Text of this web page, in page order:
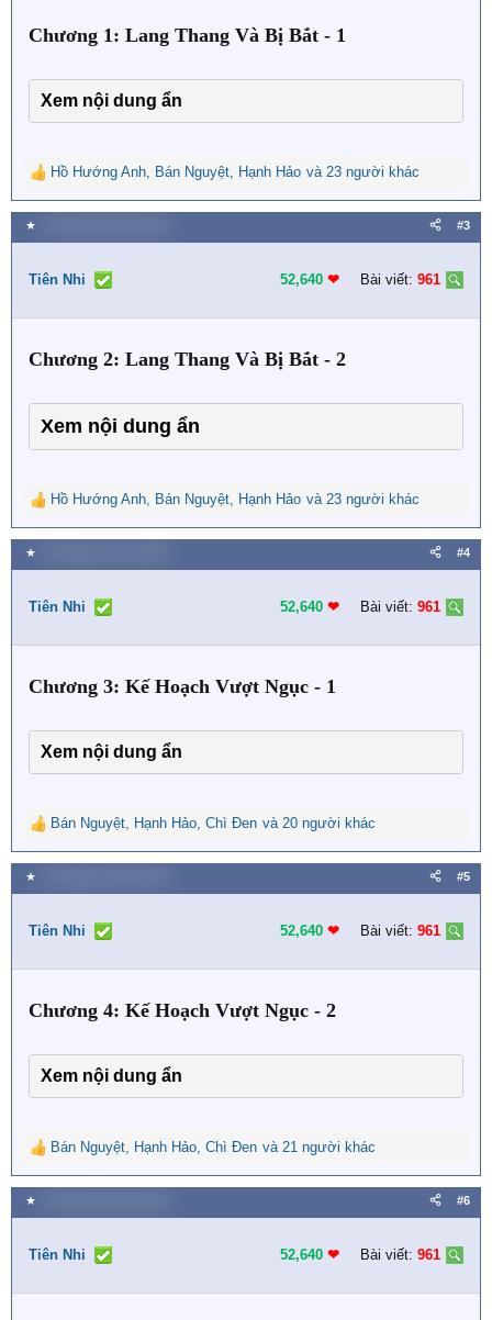
:Chương 1: Lang Thang Và Bị Bắt - 1
Xem nội dung ẩn
R
e
a
c
i
n
:
Hồ Hướng Anh, Bán Nguyệt, Hạnh Hảo và 23 người khác
★ #3
Tiên Nhi 52,640 ❤︎ Bài viết: 961
Chương 2: Lang Thang Và Bị Bắt - 2
Xem nội dung ẩn
R
e
a
c
i
n
:
Hồ Hướng Anh, Bán Nguyệt, Hạnh Hảo và 23 người khác
★ #4
Tiên Nhi 52,640 ❤︎ Bài viết: 961
Chương 3: Kế Hoạch Vượt Ngục - 1
Xem nội dung ẩn
R
e
a
c
i
n
:
Bán Nguyệt, Hạnh Hảo, Chì Đen và 20 người khác
★ #5
Tiên Nhi 52,640 ❤︎ Bài viết: 961
Chương 4: Kế Hoạch Vượt Ngục - 2
Xem nội dung ẩn
R
e
a
c
i
n
Bán Nguyệt, Hạnh Hảo, Chì Đen và 21 người khác
★ #6
Tiên Nhi 52,640 ❤︎ Bài viết: 961